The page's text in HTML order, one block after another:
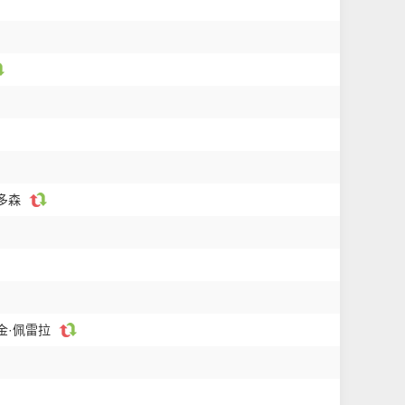
森
·佩雷拉